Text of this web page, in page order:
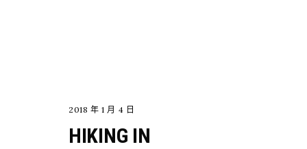
2018 年 1 月 4 日
HIKING IN